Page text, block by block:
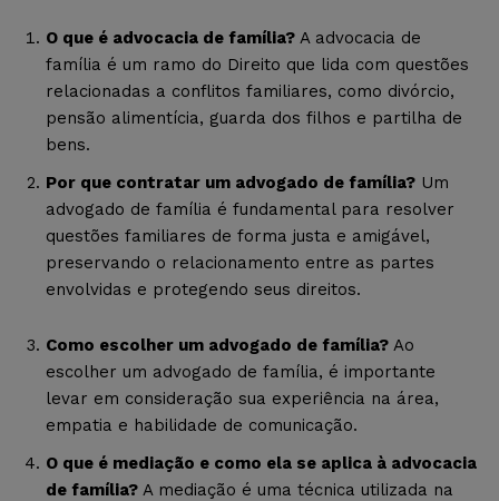
O que é advocacia de família? A advocacia de
família é um ramo do Direito que lida com questões
relacionadas a conflitos familiares, como divórcio,
pensão alimentícia, guarda dos filhos e partilha de
bens.
Por que contratar um advogado de família? Um
advogado de família é fundamental para resolver
questões familiares de forma justa e amigável,
preservando o relacionamento entre as partes
envolvidas e protegendo seus direitos.
Como escolher um advogado de família? Ao
escolher um advogado de família, é importante
levar em consideração sua experiência na área,
empatia e habilidade de comunicação.
O que é mediação e como ela se aplica à advocacia
de família? A mediação é uma técnica utilizada na